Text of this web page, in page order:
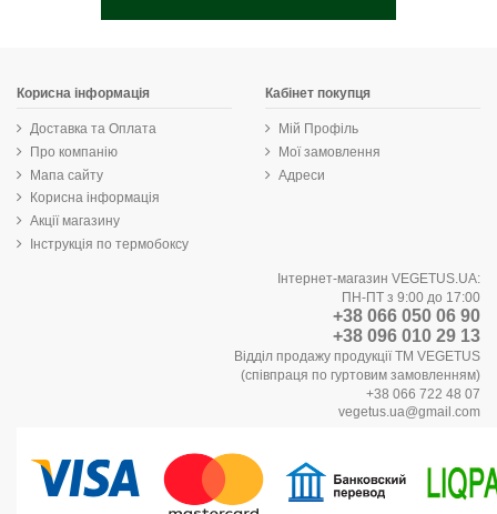
Корисна інформація
Доставка та Оплата
Про компанію
Мапа сайту
Корисна інформація
Акції магазину
Інструкція по термобоксу
Кабінет покупця
Мій Профіль
Мої замовлення
Адреси
Інтернет-магазин VEGETUS.UA:
ПН-ПТ з 9:00 до 17:00
+38 066 050 06 90
+38 096 010 29 13
Відділ продажу продукції ТМ VEGETUS
(співпраця по гуртовим замовленням)
+38 066 722 48 07
vegetus.ua@gmail.com